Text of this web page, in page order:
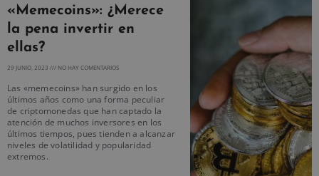
«Memecoins»: ¿Merece
la pena invertir en
ellas?
29 JUNIO, 2023 NO HAY COMENTARIOS
Las «memecoins» han surgido en los
últimos años como una forma peculiar
de criptomonedas que han captado la
atención de muchos inversores en los
últimos tiempos, pues tienden a alcanzar
niveles de volatilidad y popularidad
extremos.